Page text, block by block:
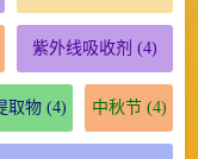
紫外线吸收剂 (4)
取物(4) 中秋节(4)